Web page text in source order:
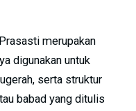
merupakan
digunakan untuk
serta struktur
babad yang ditulis